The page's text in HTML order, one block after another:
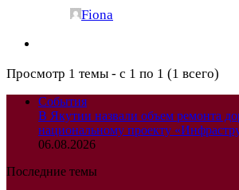
Fiona
Просмотр 1 темы - с 1 по 1 (1 всего)
События
В Якутии назвали объем ремонта
национальному проекту
06.08.2026
Последние темы